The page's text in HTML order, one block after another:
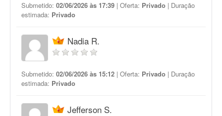
Submetido: 02/06/2026 às 17:39 | Oferta: Privado | Duração
estimada: Privado
Nadia R.
Submetido: 02/06/2026 às 15:12 | Oferta: Privado | Duração
estimada: Privado
Jefferson S.